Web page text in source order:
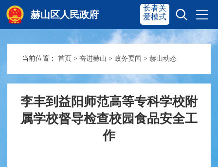
赫山区人民政府
赫山首页 奋进赫山
政务要闻 多彩资湘
长者关
爱模式
当前位置： 首页 > 奋进赫山 > 政务要闻 > 赫山动态
李丰到益阳师范高等专科学校附
属学校督导检查校园食品安全工
作